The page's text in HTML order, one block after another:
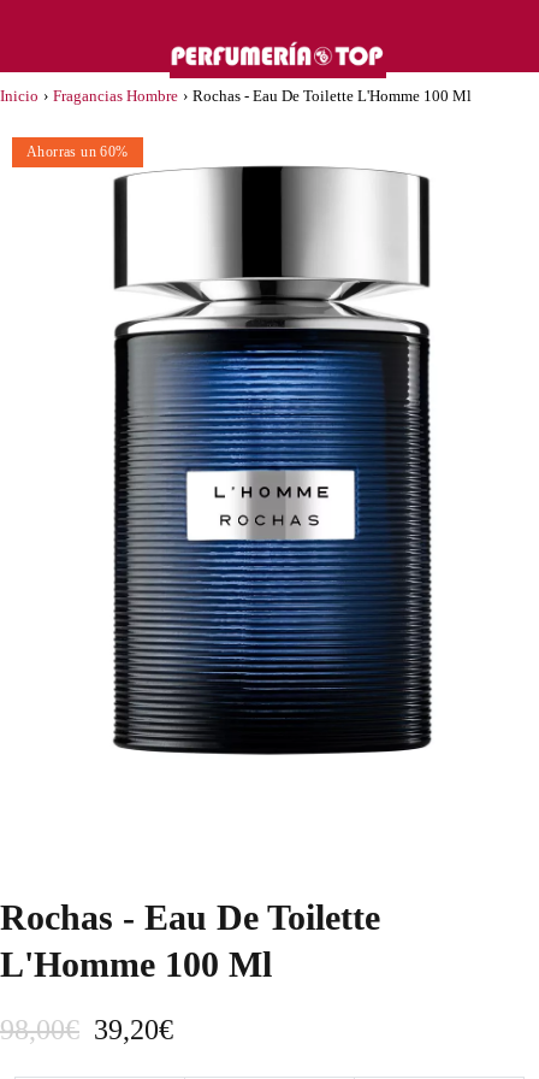
Inicio › Fragancias Hombre › Rochas - Eau De Toilette L'Homme 100 Ml
Ahorras un 60%
Rochas - Eau De Toilette
L'Homme 100 Ml
98,00€ E
39,20€E